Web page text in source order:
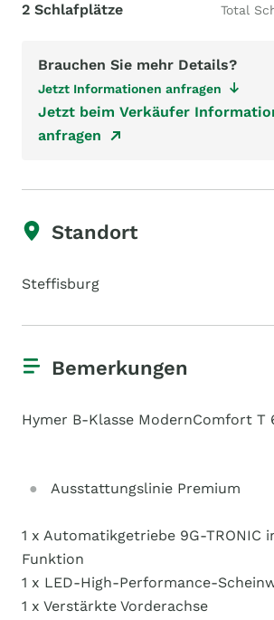
2 Schlafplätze Total
Brauchen Sie mehr Details?
Jetzt Informationen anfragen
Jetzt beim Verkäufer
anfragen
Standort
Steffisburg
Bemerkungen
Hymer B-Klasse ModernComfort T
Ausstattungslinie Premium
1 x Automatikgetriebe 9G-TRONIC
Funktion
1 x LED-High-Performance-
1 x Verstärkte Vorderachse